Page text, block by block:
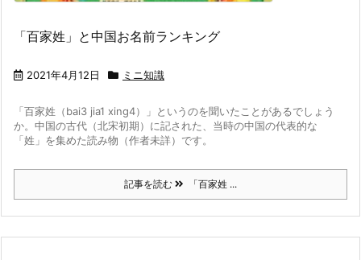
「百家姓」と中国お名前ランキング
2021年4月12日 ミニ知識
「百家姓（bai3 jia1 xing4）」というのを聞いたことがあるでしょう
か。 中国の古代（北宋初期）に記された、当時の中国の代表的な
「姓」を集めた読み物（作者未詳）です。
記事を読む 「百家姓 ...